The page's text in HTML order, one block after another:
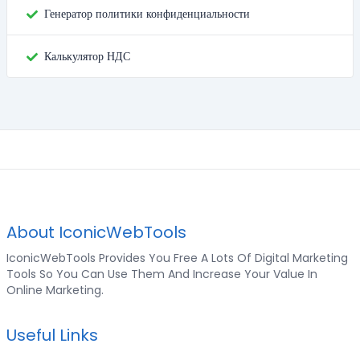
Генератор политики конфиденциальности
Калькулятор НДС
About IconicWebTools
IconicWebTools Provides You Free A Lots Of Digital Marketing
Tools So You Can Use Them And Increase Your Value In
Online Marketing.
Useful Links